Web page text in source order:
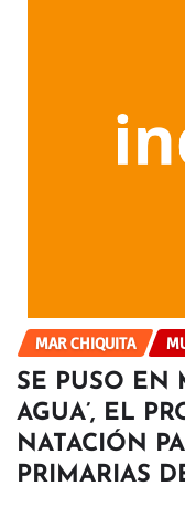
MAR CHIQUITA
SE PUSO EN
AGUA’, EL
NATACIÓN
PRIMARIAS